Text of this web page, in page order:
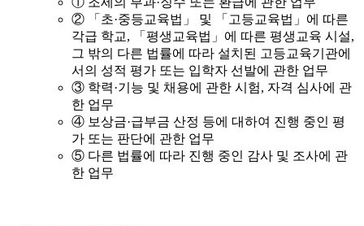
② 「초·중등교육법」 및 「고등교육법」에 따른
각급 학교, 「평생교육법」에 따른 평생교육 시설,
그 밖의 다른 법률에 따라 설치된 고등교육기관에
서의 성적 평가 또는 입학자 선발에 관한 업무
③ 학력·기능 및 채용에 관한 시험, 자격 심사에 관
한 업무
④ 보상금·급부금 산정 등에 대하여 진행 중인 평
가 또는 판단에 관한 업무
⑤ 다른 법률에 따라 진행 중인 감사 및 조사에 관
한 업무